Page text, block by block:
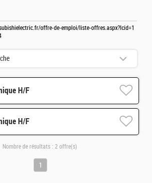
offre-de-emploi/liste-offres.aspx?lcid=1
H/F
H/F
Nombre de résultats : 2 offre(s)
1